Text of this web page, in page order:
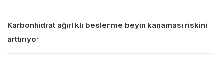
Karbonhidrat ağırlıklı beslenme beyin kanaması riskini
arttırıyor